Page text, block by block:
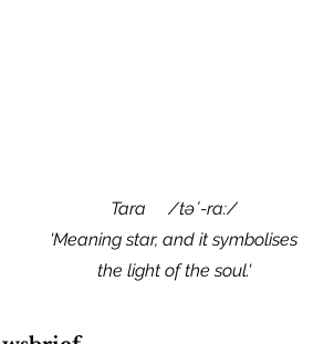
Tara/təˈ-ra:/
'Meaning star, and it symbolises
the light of the soul.'